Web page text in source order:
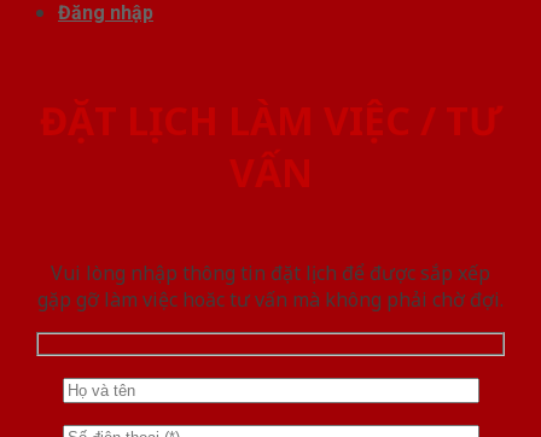
Đăng nhập
ĐẶT LỊCH LÀM VIỆC / TƯ
VẤN
Vui lòng nhập thông tin đặt lịch để được sắp xếp
gặp gỡ làm việc hoăc tư vấn mà không phải chờ đợi.